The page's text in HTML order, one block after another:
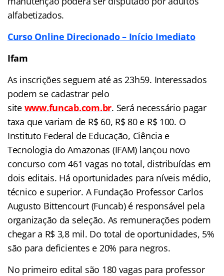
alfabetizados.
Curso Online Direcionado – Início Imediato
Ifam
As inscrições seguem até as 23h59. Interessados
podem se cadastrar pelo
site www.funcab.com.br. Será necessário pagar
taxa que variam de R$ 60, R$ 80 e R$ 100. O
Instituto Federal de Educação, Ciência e
Tecnologia do Amazonas (IFAM) lançou novo
concurso com 461 vagas no total, distribuídas em
dois editais. Há oportunidades para níveis médio,
técnico e superior. A Fundação Professor Carlos
Augusto Bittencourt (Funcab) é responsável pela
organização da seleção. As remunerações podem
chegar a R$ 3,8 mil. Do total de oportunidades, 5%
são para deficientes e 20% para negros.
No primeiro edital são 180 vagas para professor